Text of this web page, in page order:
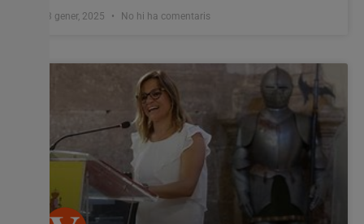
13 gener, 2025 No hi ha comentaris